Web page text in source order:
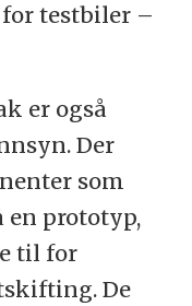
testbiler –
er også
Der
som
en prototyp,
til for
De